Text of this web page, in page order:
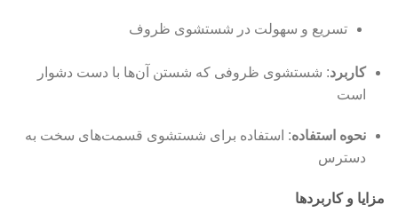
تسریع و سهولت در شستشوی ظروف
کاربرد: شستشوی ظروفی که شستن آن‌ها با دست دشوار
است
نحوه استفاده: استفاده برای شستشوی قسمت‌های سخت به
دسترس
مزایا و کاربردها